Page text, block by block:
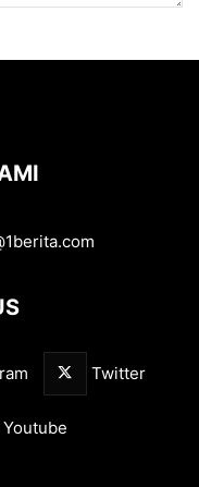
Twitter
Youtube